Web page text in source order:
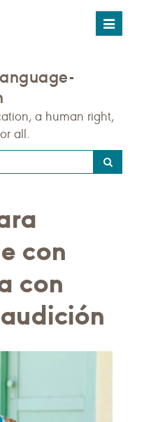
Toggle
a human right,
all.
con
con